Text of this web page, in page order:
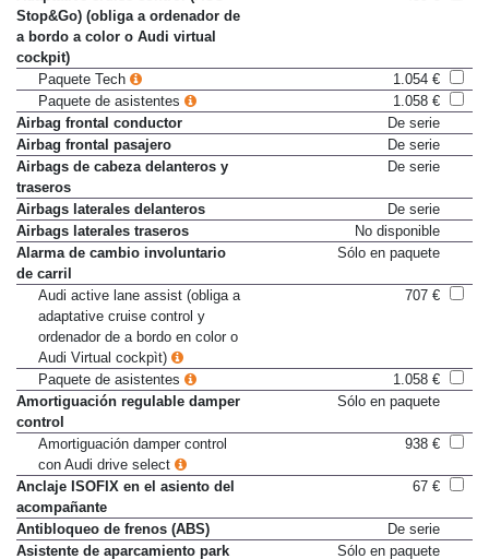
Adaptative cruise control (ACC
Stop&Go) (obliga a ordenador de
a bordo a color o Audi virtual
cockpit)
Paquete Tech
1.054 €
Paquete de asistentes
1.058 €
Airbag frontal conductor
De serie
Airbag frontal pasajero
De serie
Airbags de cabeza delanteros y
traseros
Airbags laterales delanteros
De serie
Airbags laterales traseros
No disponible
Alarma de cambio involuntario
de carril
Audi active lane assist (obliga a
adaptative cruise control y
ordenador de a bordo en color o
Audi Virtual cockpìt)
Paquete de asistentes
1.058 €
Amortiguación regulable damper
control
Amortiguación damper control
con Audi drive select
Anclaje ISOFIX en el asiento del
acompañante
Antibloqueo de frenos (ABS)
De serie